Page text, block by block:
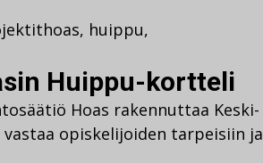
hoas, huippu,
Huippu-kortteli
Hoas rakennuttaa Keski-
opiskelijoiden tarpeisiin ja